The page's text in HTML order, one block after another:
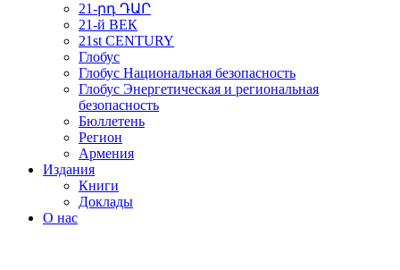
21-րդ ԴԱՐ
21-й ВЕК
21st CENTURY
Глобус
Глобус Национальная безопасность
Глобус Энергетическая и региональная
безопасность
Бюллетень
Регион
Армения
Издания
Книги
Доклады
О нас